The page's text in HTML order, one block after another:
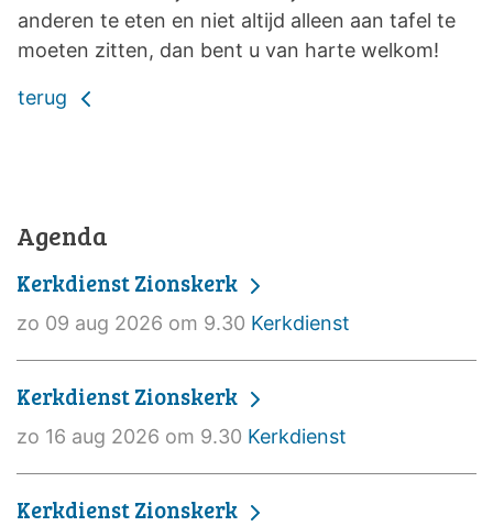
anderen te eten en niet altijd alleen aan tafel te
moeten zitten, dan bent u van harte welkom!
terug
Agenda
Kerkdienst Zionskerk
zo 09 aug 2026 om 9.30 Kerkdienst
Kerkdienst Zionskerk
zo 16 aug 2026 om 9.30 Kerkdienst
Kerkdienst Zionskerk